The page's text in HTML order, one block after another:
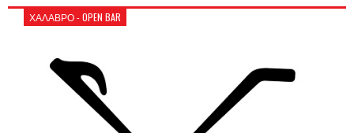
ΧΑΛΑΒΡΟ - OPEN BAR